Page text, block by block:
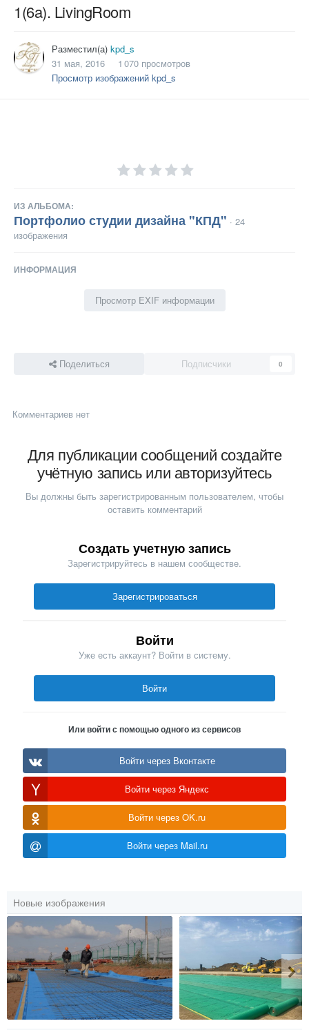
1(6a). LivingRoom
Разместил(а) kpd_s
31 мая, 2016
1 070 просмотров
Просмотр изображений kpd_s
ИЗ АЛЬБОМА:
Портфолио студии дизайна "КПД" · 24
изображения
ИНФОРМАЦИЯ
Просмотр EXIF информации
Поделиться Подписчики 0
Комментариев нет
Для публикации сообщений создайте
учётную запись или авторизуйтесь
Вы должны быть зарегистрированным пользователем, чтобы
оставить комментарий
Создать учетную запись
Зарегистрируйтесь в нашем сообществе.
Зарегистрироваться
Войти
Уже есть аккаунт? Войти в систему.
Войти
Или войти с помощью одного из сервисов
Войти через Вконтакте
Войти через Яндекс
Войти через OK.ru
Войти через Mail.ru
Новые изображения